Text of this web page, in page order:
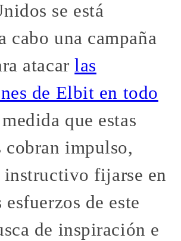
se está
cabo una campaña
atacarlas
de Elbit en todo
que estas
cobran impulso,
instructivo fijarse en
de este
de inspiración e